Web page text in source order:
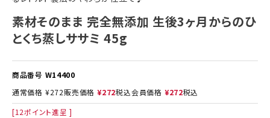
素材そのまま 完全無添加 生後3ヶ月からのひ
とくち蒸しササミ 45g
商品番号 W14400
通常価格 ¥272販売価格 ¥272税込会員価格 ¥272税込
[12ポイント進呈 ]